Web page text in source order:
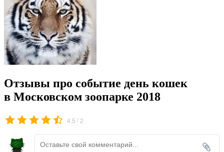
Отзывы про событие день кошек
в Московском зоопарке 2018
4.5 /2